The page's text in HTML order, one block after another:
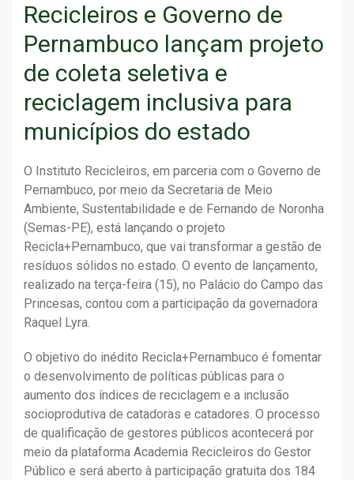
Recicleiros e Governo de
Pernambuco lançam projeto
de coleta seletiva e
reciclagem inclusiva para
municípios do estado
O Instituto Recicleiros, em parceria com o Governo de
Pernambuco, por meio da Secretaria de Meio
Ambiente, Sustentabilidade e de Fernando de Noronha
(Semas-PE), está lançando o projeto
Recicla+Pernambuco, que vai transformar a gestão de
resíduos sólidos no estado. O evento de lançamento,
realizado na terça-feira (15), no Palácio do Campo das
Princesas, contou com a participação da governadora
Raquel Lyra.
O objetivo do inédito Recicla+Pernambuco é fomentar
o desenvolvimento de políticas públicas para o
aumento dos índices de reciclagem e a inclusão
socioprodutiva de catadoras e catadores. O processo
de qualificação de gestores públicos acontecerá por
meio da plataforma Academia Recicleiros do Gestor
Público e será aberto à participação gratuita dos 184